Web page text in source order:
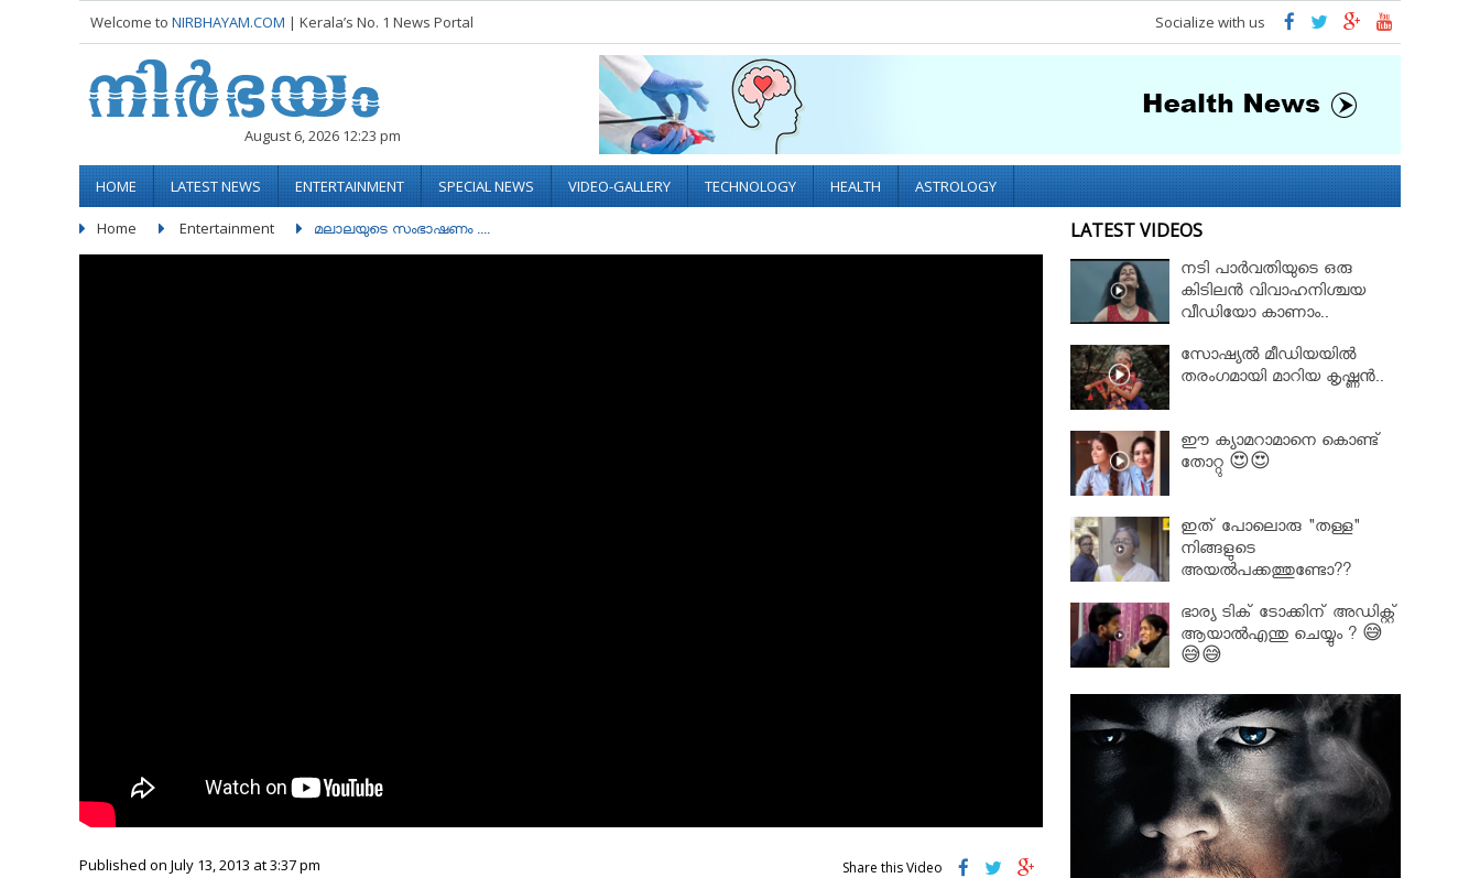
Welcome to NIRBHAYAM.COM | Kerala’s No. 1 News Portal Socialize with us
August 6, 2026 12:23 pm
HOME LATEST NEWS ENTERTAINMENT SPECIAL NEWS VIDEO-GALLERY TECHNOLOGY HEALTH ASTROLOGY
Home Entertainment മലാലയുടെ സംഭാഷണം ....
Published on July 13, 2013 at 3:37 pm Share this Video
LATEST VIDEOS
നടി പാർവതിയുടെ ഒരു
കിടിലൻ വിവാഹനിശ്ചയ
വീഡിയോ കാണാം..
സോഷ്യൽ മീഡിയയിൽ
തരംഗമായി മാറിയ കൃഷ്ണൻ..
ഈ ക്യാമറാമാനെ കൊണ്ട്
തോറ്റു 😍😍
ഇത് പോലൊരു "തള്ള"
നിങ്ങളുടെ
അയല്‍പക്കത്തുണ്ടോ??
ഭാര്യ ടിക് ടോക്കിന് അഡിക്റ്റ്
ആയാൽഎന്തു ചെയ്യും ? 😅
😅😅